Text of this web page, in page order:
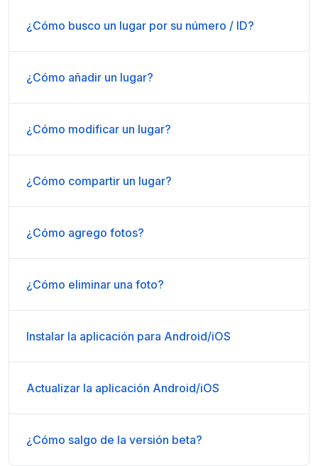
¿Cómo busco un lugar por su número / ID?
¿Cómo añadir un lugar?
¿Cómo modificar un lugar?
¿Cómo compartir un lugar?
¿Cómo agrego fotos?
¿Cómo eliminar una foto?
Instalar la aplicación para Android/iOS
Actualizar la aplicación Android/iOS
¿Cómo salgo de la versión beta?